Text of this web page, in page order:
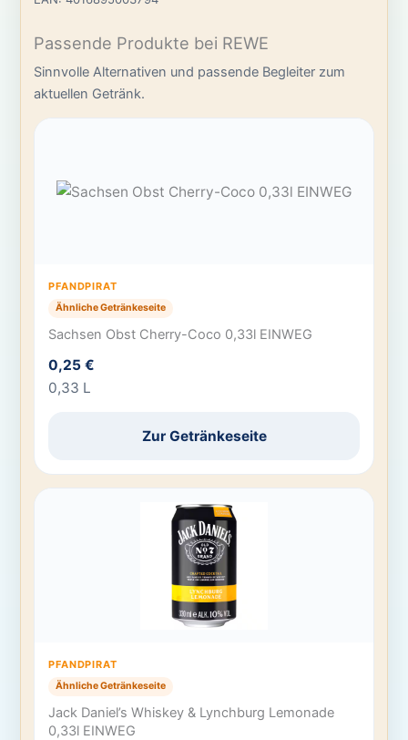
Passende Produkte bei REWE
Sinnvolle Alternativen und passende Begleiter zum
aktuellen Getränk.
PFANDPIRAT
Ähnliche Getränkeseite
Sachsen Obst Cherry-Coco 0,33l EINWEG
0,25 €
0,33 L
Zur Getränkeseite
PFANDPIRAT
Ähnliche Getränkeseite
Jack Daniel’s Whiskey & Lynchburg Lemonade
0,33l EINWEG